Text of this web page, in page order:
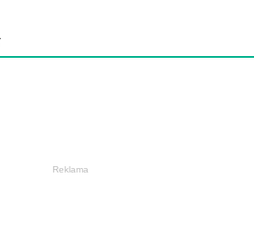
Reklama